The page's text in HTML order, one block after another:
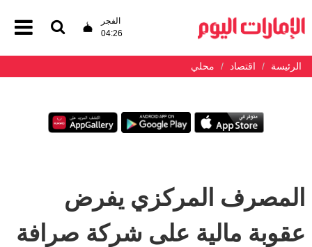
الفجر
04:26
الرئيسة اقتصاد محلي
المصرف المركزي يفرض
عقوبة مالية على شركة صرافة